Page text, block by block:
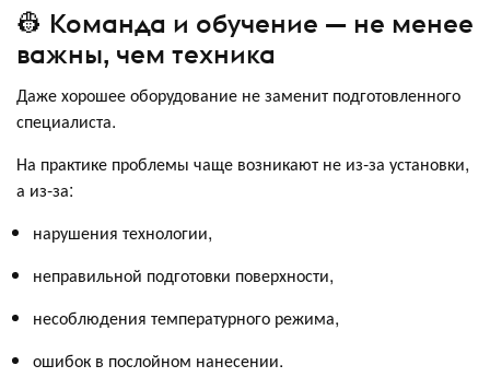
👷 Команда и обучение — не менее
важны, чем техника
Даже хорошее оборудование не заменит подготовленного
специалиста.
На практике проблемы чаще возникают не из-за установки,
а из-за:
нарушения технологии,
неправильной подготовки поверхности,
несоблюдения температурного режима,
ошибок в послойном нанесении.